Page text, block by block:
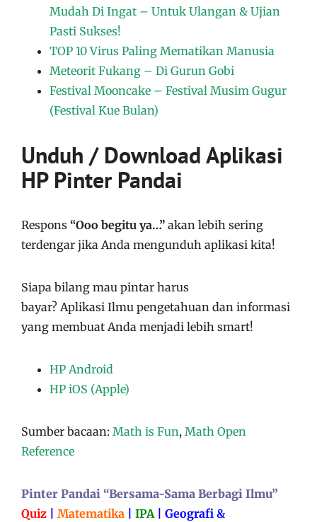
Mudah Di Ingat – Untuk Ulangan & Ujian
Pasti Sukses!
TOP 10 Virus Paling Mematikan Manusia
Meteorit Fukang – Di Gurun Gobi
Festival Mooncake – Festival Musim Gugur
(Festival Kue Bulan)
Unduh / Download Aplikasi
HP Pinter Pandai
Respons “Ooo begitu ya…” akan lebih sering
terdengar jika Anda mengunduh aplikasi kita!
Siapa bilang mau pintar harus
bayar? Aplikasi Ilmu pengetahuan dan informasi
yang membuat Anda menjadi lebih smart!
HP Android
HP iOS (Apple)
Sumber bacaan: Math is Fun, Math Open
Reference
Pinter Pandai “Bersama-Sama Berbagi Ilmu”
Quiz
Matematika IPA| Geografi &